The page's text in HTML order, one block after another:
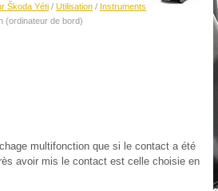
Škoda Yéti / Utilisation / Instruments
(ordinateur de bord)
multifonction que si le contact a été
avoir mis le contact est celle choisie en